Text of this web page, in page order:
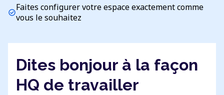
check_circleFaites configurer votre espace exactement comme
vous le souhaitez
Dites bonjour à la façon
HQ de travailler